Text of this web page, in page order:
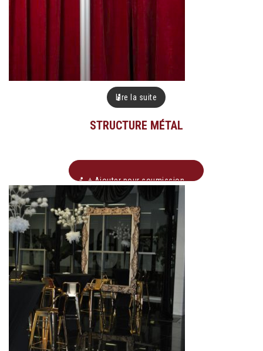
Lire la suite
STRUCTURE MÉTAL
+ Ajouter pour soumission